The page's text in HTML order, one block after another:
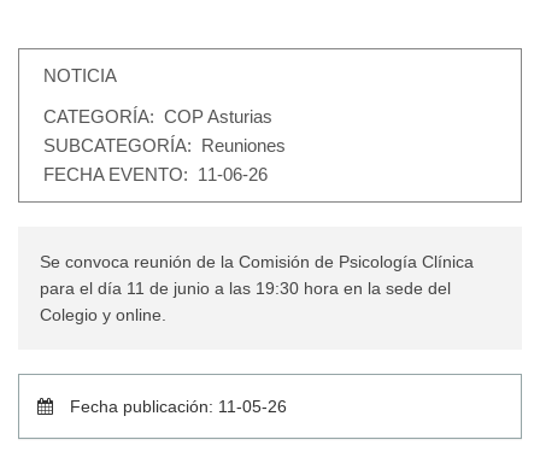
NOTICIA
CATEGORÍA: COP Asturias
SUBCATEGORÍA: Reuniones
FECHA EVENTO: 11-06-26
Se convoca reunión de la Comisión de Psicología Clínica
para el día 11 de junio a las 19:30 hora en la sede del
Colegio y online.
Fecha publicación: 11-05-26